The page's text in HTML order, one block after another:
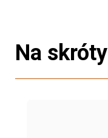
Na skróty